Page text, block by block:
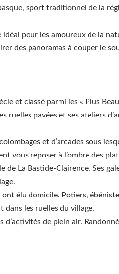
sport traditionnel de la
pour les amoureux de la
des panoramas à couper le
et classé parmi les « Plus
ruelles pavées et ses ateliers
et d’arcades sous
vous reposer à l’ombre des
La Bastide-Clairence. Ses
élu domicile. Potiers,
dans les ruelles du village.
de plein air.